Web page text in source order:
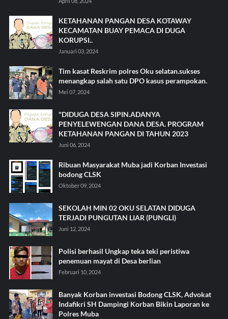
KETAHANAN PANGAN DESA KOTAWAY
KECAMATAN BUAY PEMACA DI DUGA
KORUPSI..
Januari 03, 2024
Tim kasat Reskrim polres Oku selatan.sukses
menangkap salah satu DPO kasus perampokan.
Mei 07, 2024
"DIDUGA DESA SIPIN.ADANYA
PENYELEWENGAN DANA DESA. PROGRAM
KETAHANAN PANGAN DI TAHUN 2023
Juni 06, 2024
Ribuan Masyarakat Muba jadi Korban Investasi
bodong CLSK
Oktober 09, 2024
SEKOLAH MIN 02 OKU SELATAN DIDUGA
TERJADI PUNGUTAN LIAR (PUNGLI)
Juni 12, 2024
Polisi berhasil Ungkap teka teki peristiwa
penemuan mayat di Desa berlian
Februari 10, 2024
Banyak Korban investasi Bodong CLSK, Advokat
Indafikri SH Dampingi Korban Bikin Laporan ke
Polres Muba